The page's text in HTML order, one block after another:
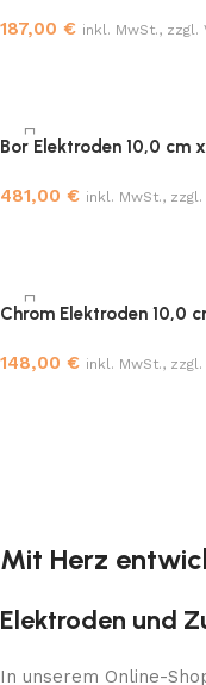
187,00 € inkl. MwSt., zzgl.
Bor Elektroden 10,0 cm
481,00 € inkl. MwSt.,
Chrom Elektroden 10,0
148,00 € inkl. MwSt.,
Mit Herz
Elektroden und
In unserem Online-